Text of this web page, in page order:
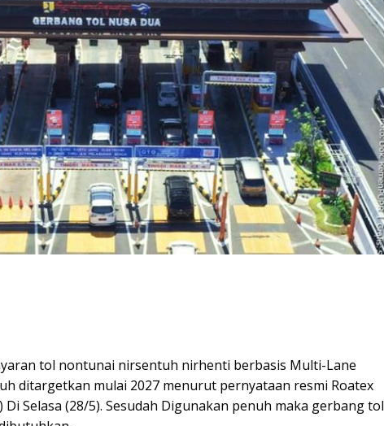
tol nontunai nirsentuh nirhenti berbasis Multi-Lane
ditargetkan mulai 2027 menurut pernyataan resmi Roatex
Di Selasa (28/5). Sesudah Digunakan penuh maka gerbang tol